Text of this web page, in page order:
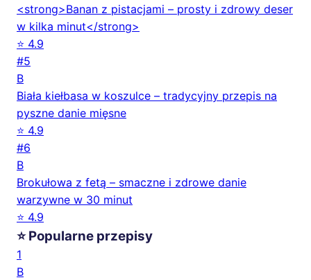
<strong>Banan z pistacjami – prosty i zdrowy deser
w kilka minut</strong>
⭐ 4.9
#5
B
Biała kiełbasa w koszulce – tradycyjny przepis na
pyszne danie mięsne
⭐ 4.9
#6
B
Brokułowa z fetą – smaczne i zdrowe danie
warzywne w 30 minut
⭐ 4.9
⭐ Popularne przepisy
1
B